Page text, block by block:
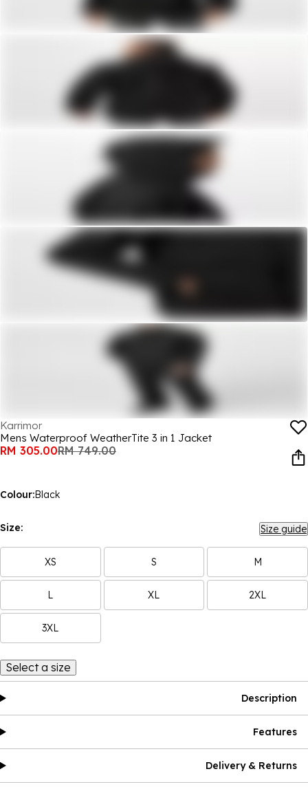
Karrimor
Mens Waterproof WeatherTite 3 in 1 Jacket
RM 305.00RM 749.00
Colour:Black
Size: Size guide
XS S M
L XL 2XL
3XL
Select a size
Description
Features
Delivery & Returns